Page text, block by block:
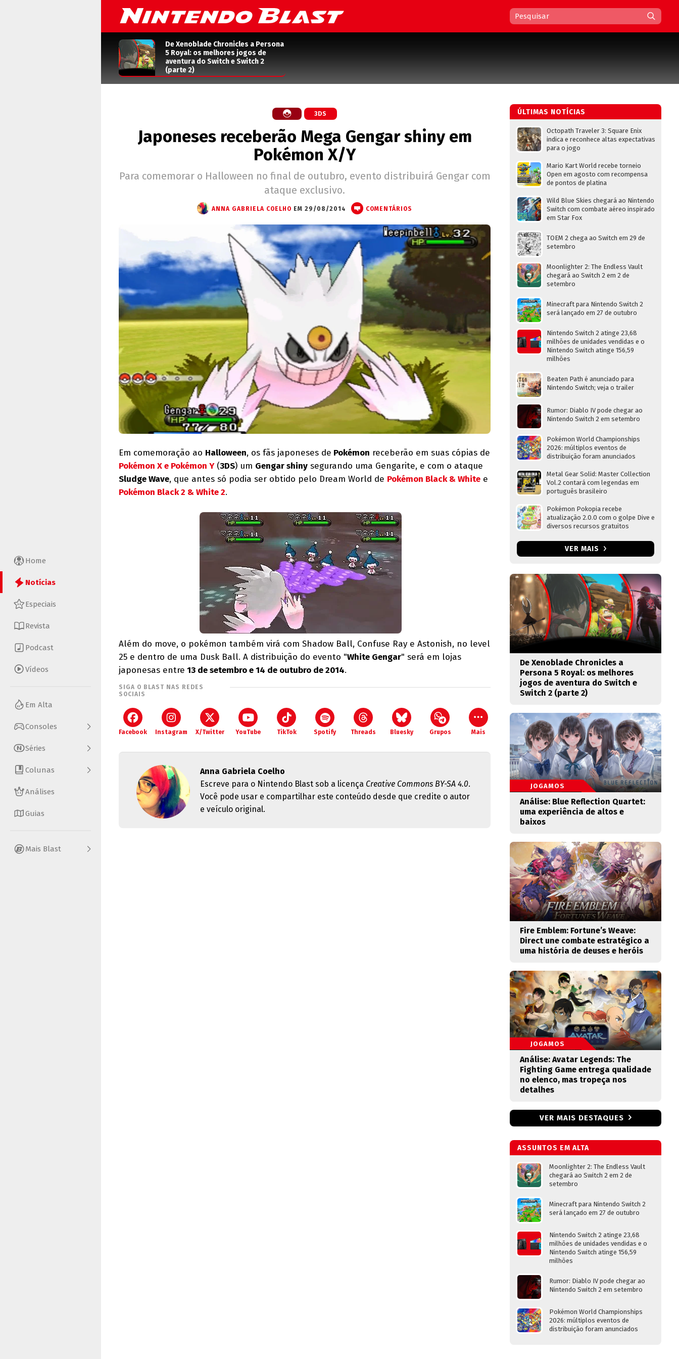
Home
Notícias
Especiais
Revista
Podcast
Vídeos
Em Alta
Consoles
Séries
Colunas
Análises
Guias
Mais Blast
De Xenoblade Chronicles a Persona
5 Royal: os melhores jogos de
aventura do Switch e Switch 2
(parte 2)
3DS
Japoneses receberão Mega Gengar shiny em
Pokémon X/Y
Para comemorar o Halloween no final de outubro, evento distribuirá Gengar com
ataque exclusivo.
ANNA GABRIELA COELHO EM 29/08/2014 COMENTÁRIOS
Em comemoração ao Halloween, os fãs japoneses de Pokémon receberão em suas cópias de
Pokémon X e Pokémon Y(3DS) um Gengar shiny segurando uma Gengarite, e com o ataque
Sludge Wave, que antes só podia ser obtido pelo Dream World de Pokémon Black & White e
Pokémon Black 2 & White 2.
Além do move, o pokémon também virá com Shadow Ball, Confuse Ray e Astonish, no level
25 e dentro de uma Dusk Ball. A distribuição do evento "White Gengar" será em lojas
japonesas entre 13 de setembro e 14 de outubro de 2014.
SIGA O BLAST NAS REDES
SOCIAIS
Facebook Instagram X/Twitter YouTube TikTok Spotify Threads Bluesky Grupos Mais
Anna Gabriela Coelho
Escreve para o Nintendo Blast sob a licença Creative Commons BY-SA 4.0.
Você pode usar e compartilhar este conteúdo desde que credite o autor
e veículo original.
ÚLTIMAS NOTÍCIAS
Octopath Traveler 3: Square Enix
indica e reconhece altas expectativas
para o jogo
Mario Kart World recebe torneio
Open em agosto com recompensa
de pontos de platina
Wild Blue Skies chegará ao Nintendo
Switch com combate aéreo inspirado
em Star Fox
TOEM 2 chega ao Switch em 29 de
setembro
Moonlighter 2: The Endless Vault
chegará ao Switch 2 em 2 de
setembro
Minecraft para Nintendo Switch 2
será lançado em 27 de outubro
Nintendo Switch 2 atinge 23,68
milhões de unidades vendidas e o
Nintendo Switch atinge 156,59
milhões
Beaten Path é anunciado para
Nintendo Switch; veja o trailer
Rumor: Diablo IV pode chegar ao
Nintendo Switch 2 em setembro
Pokémon World Championships
2026: múltiplos eventos de
distribuição foram anunciados
Metal Gear Solid: Master Collection
Vol.2 contará com legendas em
português brasileiro
Pokémon Pokopia recebe
atualização 2.0.0 com o golpe Dive e
diversos recursos gratuitos
VER MAIS
De Xenoblade Chronicles a
Persona 5 Royal: os melhores
jogos de aventura do Switch e
Switch 2 (parte 2)
JOGAMOS
Análise: Blue Reflection Quartet:
uma experiência de altos e
baixos
Fire Emblem: Fortune’s Weave:
Direct une combate estratégico a
uma história de deuses e heróis
JOGAMOS
Análise: Avatar Legends: The
Fighting Game entrega qualidade
no elenco, mas tropeça nos
detalhes
VER MAIS DESTAQUES
ASSUNTOS EM ALTA
Moonlighter 2: The Endless Vault
chegará ao Switch 2 em 2 de
setembro
Minecraft para Nintendo Switch 2
será lançado em 27 de outubro
Nintendo Switch 2 atinge 23,68
milhões de unidades vendidas e o
Nintendo Switch atinge 156,59
milhões
Rumor: Diablo IV pode chegar ao
Nintendo Switch 2 em setembro
Pokémon World Championships
2026: múltiplos eventos de
distribuição foram anunciados